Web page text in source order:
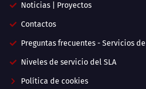
Noticias | Proyectos
Contactos
Preguntas frecuentes - Servicios de
Niveles de servicio del SLA
Política de cookies